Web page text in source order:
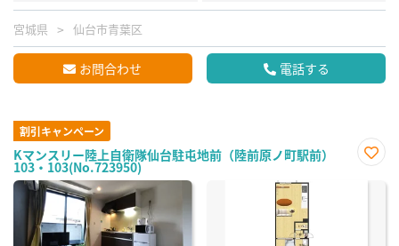
宮城県 仙台市青葉区
お問合わせ 電話する
割引キャンペーン
Kマンスリー陸上自衛隊仙台駐屯地前（陸前原ノ町駅前）
103・103(No.723950)
に入